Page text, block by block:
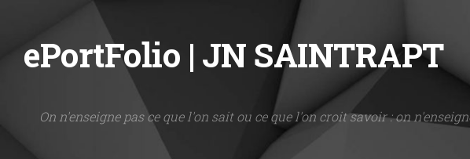
Skip to content
ePortFolio | JN SAINTRAPT
On n'enseigne pas ce que l'on sait ou ce que l'on croit savoir : on